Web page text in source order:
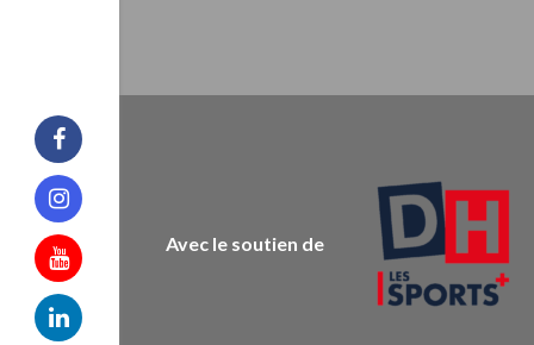
Facebook
Instagram
Youtube
Avec le soutien de